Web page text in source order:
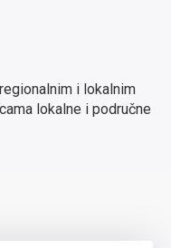
i lokalnim
lokalne i područne